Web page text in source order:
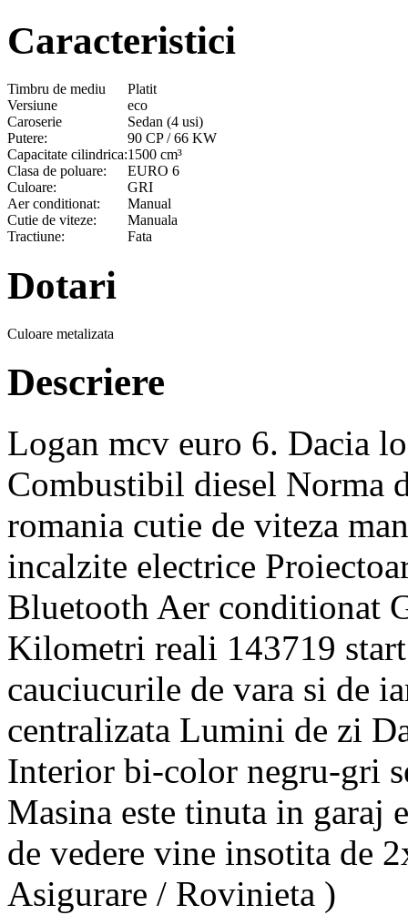
Caracteristici
Timbru de mediu
Platit
Versiune
eco
Caroserie
Sedan (4 usi)
Putere:
90 CP / 66 KW
Capacitate cilindrica:1500 cm³
Clasa de poluare:
EURO 6
Culoare:
GRI
Aer conditionat:
Manual
Cutie de viteze:
Manuala
Tractiune:
Fata
Dotari
Culoare metalizata
Descriere
Logan mcv euro 6. Dacia
Combustibil diesel Norma
romania cutie de viteza
incalzite electrice
Bluetooth Aer conditionat
Kilometri reali 143719
cauciucurile de vara si de
centralizata Lumini de zi
Interior bi-color negru-gri
Masina este tinuta in garaj
de vedere vine insotita de
Asigurare / Rovinieta )